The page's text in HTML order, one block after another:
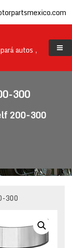
autos ,
300
200-300
300